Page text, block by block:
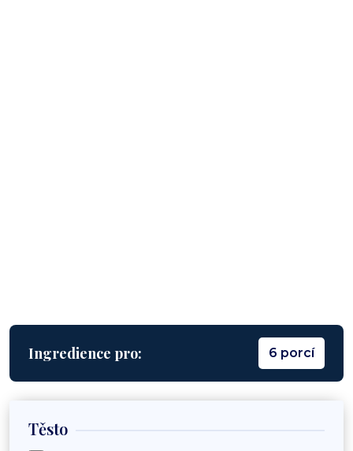
Ingredience pro: 6 porcí
Těsto